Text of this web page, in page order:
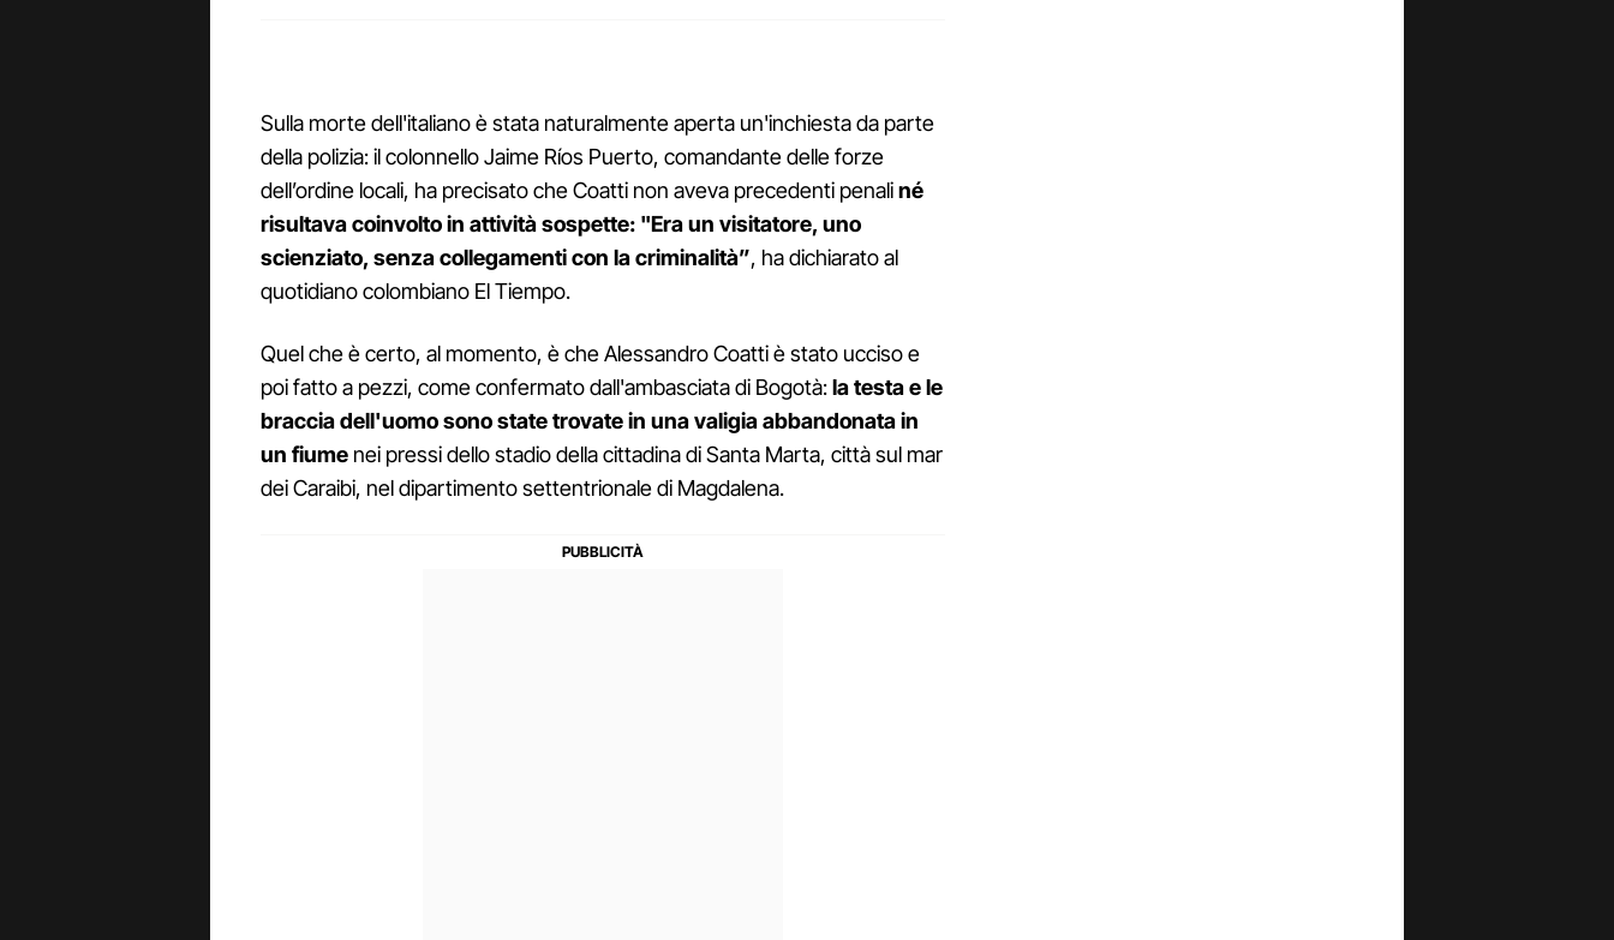
Sulla morte dell'italiano è stata naturalmente aperta un'inchiesta da parte
della polizia: il colonnello Jaime Ríos Puerto, comandante delle forze
dell’ordine locali, ha precisato che Coatti non aveva precedenti penaliné
risultava coinvolto in attività sospette: "Era un visitatore, uno
scienziato, senza collegamenti con la criminalità”, ha dichiarato al
quotidiano colombiano El Tiempo.
Quel che è certo, al momento, è che Alessandro Coatti è stato ucciso e
poi fatto a pezzi, come confermato dall'ambasciata di Bogotà:la testa e le
braccia dell'uomo sono state trovate in una valigia abbandonata in
un fiume nei pressi dello stadio della cittadina di Santa Marta, città sul mar
dei Caraibi, nel dipartimento settentrionale di Magdalena.